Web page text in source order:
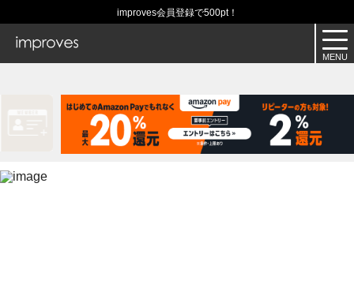
improves会員登録で500pt！